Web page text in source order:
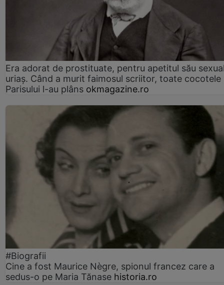
Era adorat de prostituate, pentru apetitul său
uriaș. Când a murit faimosul scriitor, toate cocotele
Parisului l-au plâns okmagazine.ro
#Biografii
Cine a fost Maurice Nègre, spionul francez care a
sedus-o pe Maria Tănase historia.ro